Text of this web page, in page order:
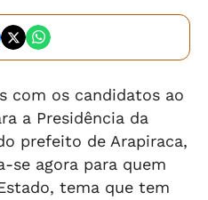
com os candidatos ao
a Presidência da
prefeito de Arapiraca,
se agora para quem
tema que tem